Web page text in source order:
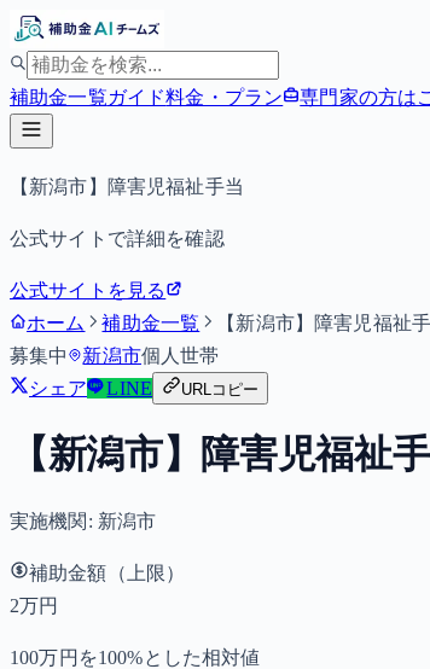
補助金一覧ガイド料金・プラン 専門家の方は
【新潟市】障害児福祉手当
公式サイトで詳細を確認
公式サイトを見る
ホーム
補助金一覧
【新潟市】障害児福祉
募集中
新潟市個人世帯
シェア
LINE URLコピー
【新潟市】障害児福祉
実施機関: 新潟市
補助金額（上限）
2万円
100万円を100%とした相対値